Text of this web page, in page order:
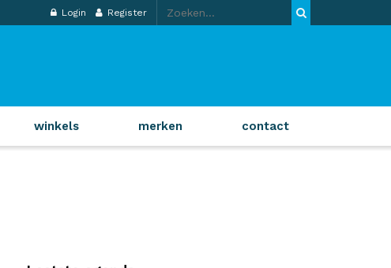
Login Register
winkels merken contact